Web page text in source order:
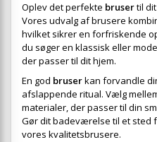
Oplev det perfekte brusertil
Vores udvalg af brusere
hvilket sikrer en forfriskende
du søger en klassisk eller
der passer til dit hjem.
En god bruserkan forvandle
afslappende ritual. Vælg
materialer, der passer til din
Gør dit badeværelse til et sted
vores kvalitetsbrusere.